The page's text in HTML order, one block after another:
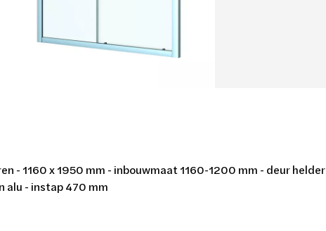
- 1160 x 1950 mm - inbouwmaat 1160-1200 mm - deur helder
alu - instap 470 mm